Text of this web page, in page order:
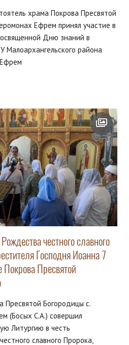
храма Покрова Пресвятой
Ефрем принял участие в
Дню знаний в
района
честного славного
Господня Иоанна 7
Пресвятой
Пресвятой Богородицы с.
(Босых С.А.) совершил
Литургию в честь
славного Пророка,